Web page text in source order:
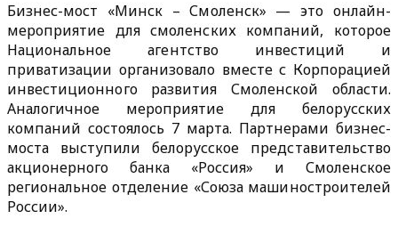
Бизнес-мост «Минск – Смоленск» — это онлайн-
мероприятие для смоленских компаний, которое
Национальное агентство инвестиций и
приватизации организовало вместе с Корпорацией
инвестиционного развития Смоленской области.
Аналогичное мероприятие для белорусских
компаний состоялось 7 марта. Партнерами бизнес-
моста выступили белорусское представительство
акционерного банка «Россия» и Смоленское
региональное отделение «Союза машиностроителей
России».